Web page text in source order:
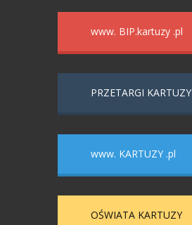
www. BIP.kartuzy .pl
PRZETARGI KARTUZY
www. KARTUZY .pl
OŚWIATA KARTUZY